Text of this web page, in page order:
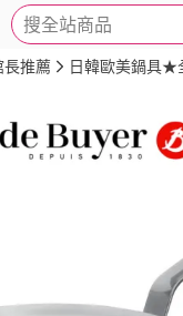
搜全站商品
評價 詳情
長推薦 日韓歐美鍋具★